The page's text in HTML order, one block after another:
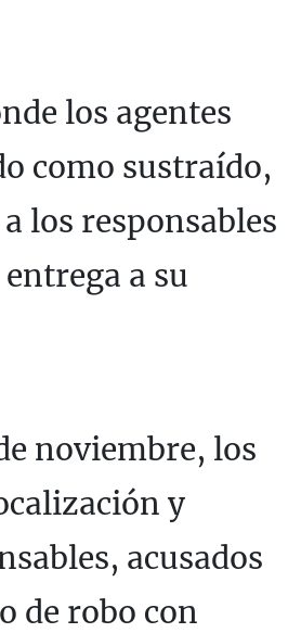
los agentes
como sustraído,
los responsables
a su
noviembre, los
y
acusados
de robo con